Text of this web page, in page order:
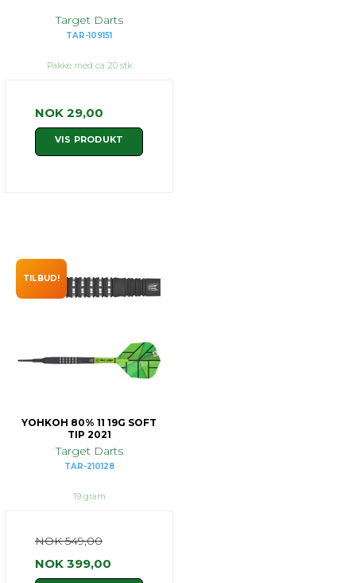
Target Darts
TAR-109151
Pakke med ca 20 stk
NOK 29,00
VIS PRODUKT
TILBUD!
YOHKOH 80% 11 19G SOFT
TIP 2021
Target Darts
TAR-210128
19 gram
NOK 549,00
NOK 399,00